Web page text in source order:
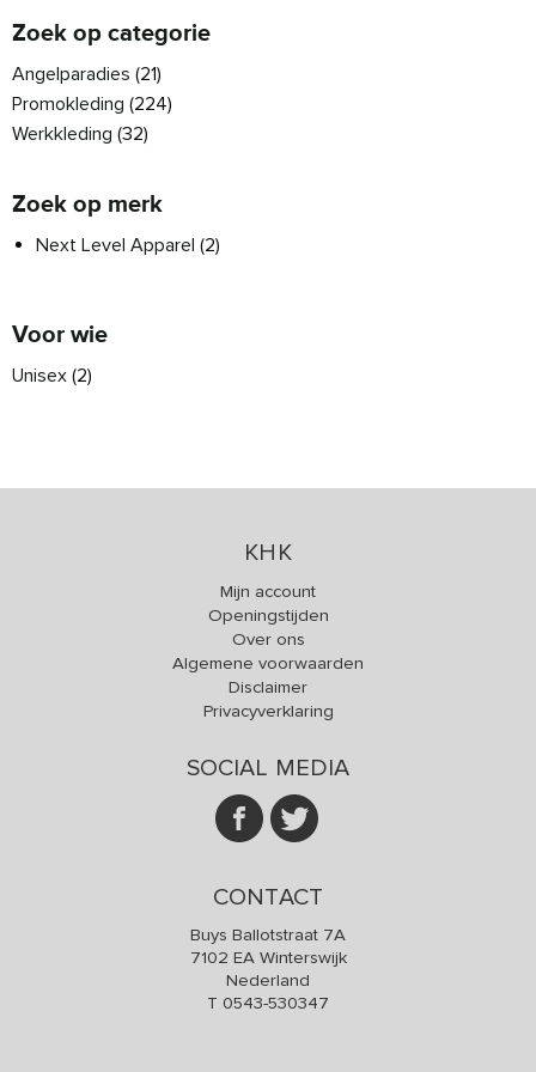
Zoek op categorie
Angelparadies (21)
Promokleding (224)
Werkkleding (32)
Zoek op merk
Next Level Apparel (2)
Voor wie
Unisex (2)
KHK
Mijn account
Openingstijden
Over ons
Algemene voorwaarden
Disclaimer
Privacyverklaring
SOCIAL MEDIA
CONTACT
Buys Ballotstraat 7A
7102 EA Winterswijk
Nederland
T 0543-530347